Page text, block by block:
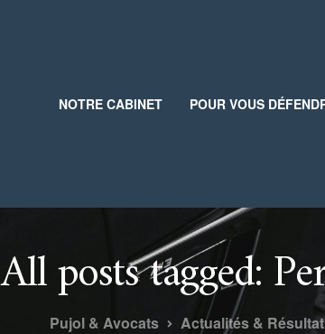
NOTRE CABINET POUR VOUS
All posts tagged:
Pujol & Avocats Actualités &